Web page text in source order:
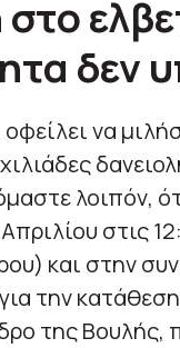
δεν
να
λοιπόν,
στις
και στην
την
της Βουλής,